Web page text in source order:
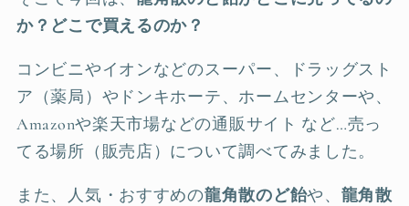
か？どこで買えるのか？
コンビニやイオンなどのスーパー、ドラッグスト
ア（薬局）やドンキホーテ、ホームセンターや、
Amazonや楽天市場などの通販サイト など…売っ
てる場所（販売店）について調べてみました。
また、人気・おすすめの龍角散のど飴や、 龍角散